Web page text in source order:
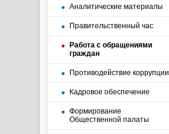
Аналитические материалы
Правительственный час
Работа с обращениями
граждан
Противодействие коррупции
Кадровое обеспечение
Формирование
Общественной палаты